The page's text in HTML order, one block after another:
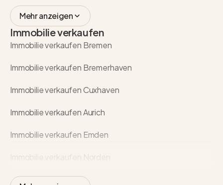
Mehr anzeigen
Immobilie verkaufen
Immobilie verkaufen Bremen
Immobilie verkaufen Bremerhaven
Immobilie verkaufen Cuxhaven
Immobilie verkaufen Aurich
Immobilie verkaufen Emden